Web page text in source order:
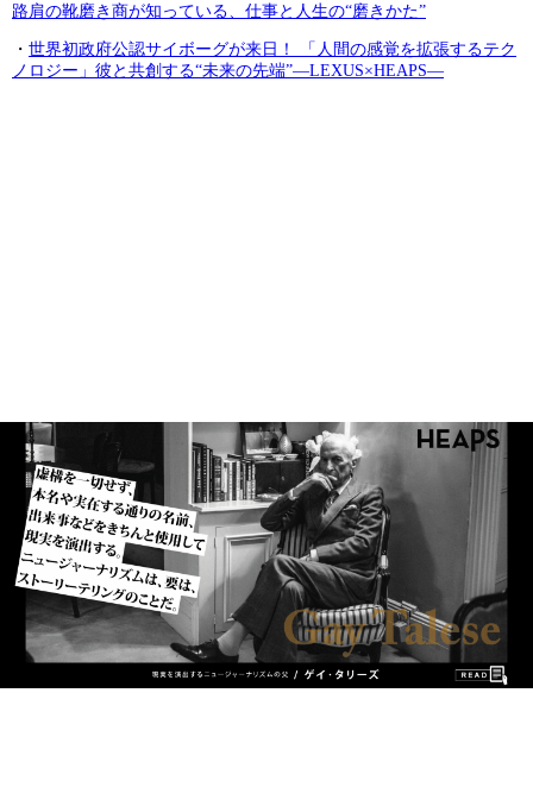
路肩の靴磨き商が知っている、仕事と人生の“磨きかた”
・ 世界初政府公認サイボーグが来日！ 「人間の感覚を拡張するテク
ノロジー」彼と共創する“未来の先端”—LEXUS×HEAPS—